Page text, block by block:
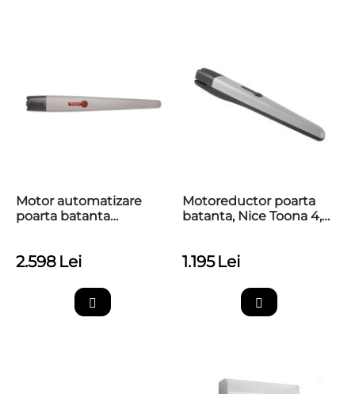
Motor automatizare
poarta batanta
TO6024HS
2.598 Lei
Motoreductor poarta
batanta, Nice Toona 4,
1.195 Lei